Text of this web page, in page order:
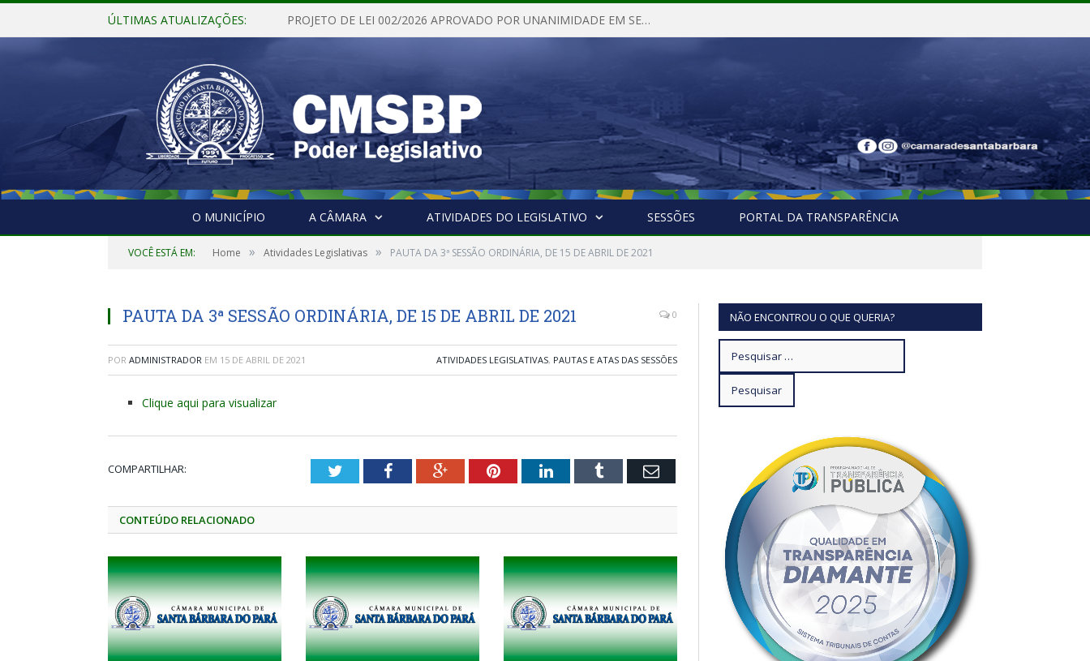
ÚLTIMAS ATUALIZAÇÕES: PROJETO DE LEI 002/2026 APROVADO POR UNANIMIDADE EM SESSÃO ORDINÁRIA NESTA QUINTA – FEIRA 28 DE MAIO DE 2026
O MUNICÍPIO A CÂMARA ATIVIDADES DO LEGISLATIVO SESSÕES PORTAL DA TRANSPARÊNCIA
VOCÊ ESTÁ EM: Home » Atividades Legislativas » PAUTA DA 3ª SESSÃO ORDINÁRIA, DE 15 DE ABRIL DE 2021
PAUTA DA 3ª SESSÃO ORDINÁRIA, DE 15 DE ABRIL DE 2021 0
POR ADMINISTRADOR EM 15 DE ABRIL DE 2021 ATIVIDADES LEGISLATIVAS, PAUTAS E ATAS DAS SESSÕES
Clique aqui para visualizar
COMPARTILHAR: TwitterFacebookGoogle+PinterestLinkedInTumblr Email
CONTEÚDO RELACIONADO
NÃO ENCONTROU O QUE QUERIA?